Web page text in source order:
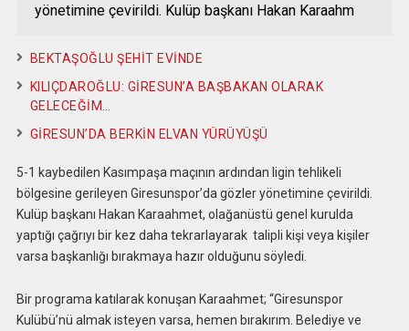
yönetimine çevirildi. Kulüp başkanı Hakan Karaahm
BEKTAŞOĞLU ŞEHİT EVİNDE
KILIÇDAROĞLU: GİRESUN’A BAŞBAKAN OLARAK
GELECEĞİM…
GİRESUN’DA BERKİN ELVAN YÜRÜYÜŞÜ
5-1 kaybedilen Kasımpaşa maçının ardından ligin tehlikeli
bölgesine gerileyen Giresunspor’da gözler yönetimine çevirildi.
Kulüp başkanı Hakan Karaahmet, olağanüstü genel kurulda
yaptığı çağrıyı bir kez daha tekrarlayarak talipli kişi veya kişiler
varsa başkanlığı bırakmaya hazır olduğunu söyledi.
Bir programa katılarak konuşan Karaahmet; “Giresunspor
Kulübü’nü almak isteyen varsa, hemen bırakırım. Belediye ve